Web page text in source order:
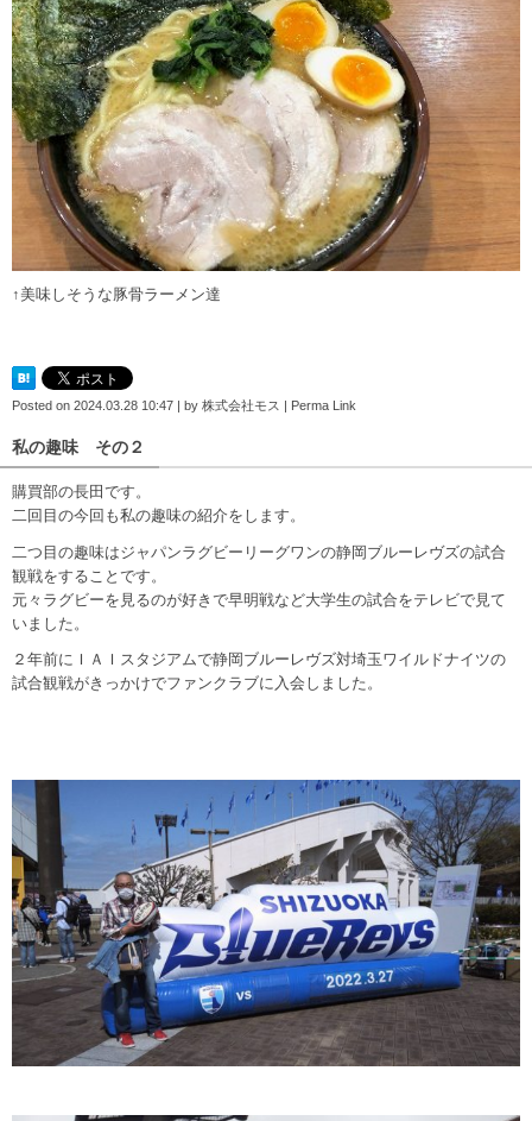
↑美味しそうな豚骨ラーメン達
Posted on 2024.03.28 10:47 | by 株式会社モス | Perma Link
私の趣味 その２
購買部の長田です。
二回目の今回も私の趣味の紹介をします。
二つ目の趣味はジャパンラグビーリーグワンの静岡ブルーレヴズの試合
観戦をすることです。
元々ラグビーを見るのが好きで早明戦など大学生の試合をテレビで見て
いました。
２年前にＩＡＩスタジアムで静岡ブルーレヴズ対埼玉ワイルドナイツの
試合観戦がきっかけでファンクラブに入会しました。